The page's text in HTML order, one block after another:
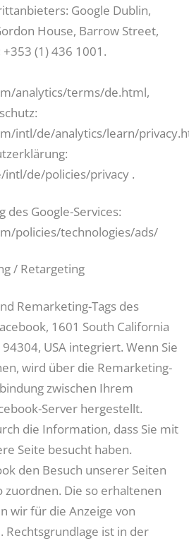
Google Dublin,
House, Barrow Street,
(1) 436 1001.
analytics/terms/de.html,
intl/de/analytics/learn/
de/policies/privacy .
des Google-Services:
policies/technologies/ads/
/ Retargeting
Remarketing-Tags des
1601 South California
USA integriert. Wenn Sie
wird über die Remarketing-
zwischen Ihrem
Server hergestellt.
die Information, dass Sie mit
Seite besucht haben.
den Besuch unserer Seiten
Die so erhaltenen
wir für die Anzeige von
Rechtsgrundlage ist in der